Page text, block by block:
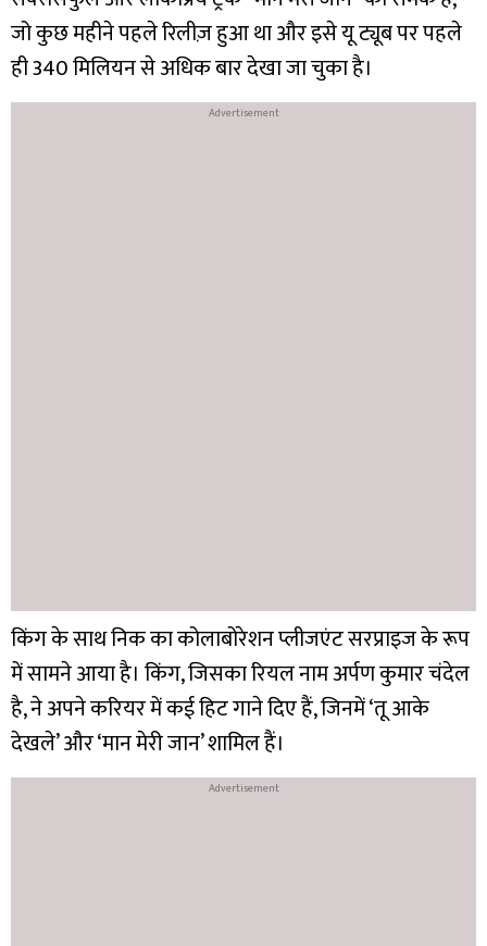
जो कुछ महीने पहले रिलीज़ हुआ था और इसे यू ट्यूब पर पहले
ही 340 मिलियन से अधिक बार देखा जा चुका है।
किंग के साथ निक का कोलाबोरेशन प्लीजएंट सरप्राइज के रूप
में सामने आया है। किंग, जिसका रियल नाम अर्पण कुमार चंदेल
है, ने अपने करियर में कई हिट गाने दिए हैं, जिनमें ‘तू आके
देखले’ और ‘मान मेरी जान’ शामिल हैं।